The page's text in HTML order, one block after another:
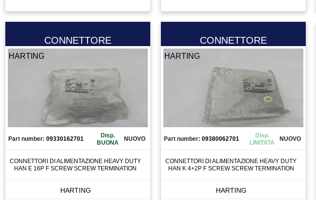
MACCHINA UTENSILE
MADRINO
MANIPOLATORE
MANOMETRO
MEMORY CARD
MICRO COMPONETE
MOLLA
MOTORE
MOTORE ASINCRONO
CONNETTORE
HARTING
Part number: 09330162701
Disp.
BUONA
NUOVO
CONNETTORI DI ALIMENTAZIONE HEAVY DUTY
HAN E 16P F SCREW SCREW TERMINATION
HARTING
CONNETTORE
HARTING
Part number: 09380062701
Disp.
LIMITATA
NUOVO
CONNETTORI DI ALIMENTAZIONE HEAVY DUTY
HAN K 4+2P F SCREW SCREW TERMINATION
HARTING